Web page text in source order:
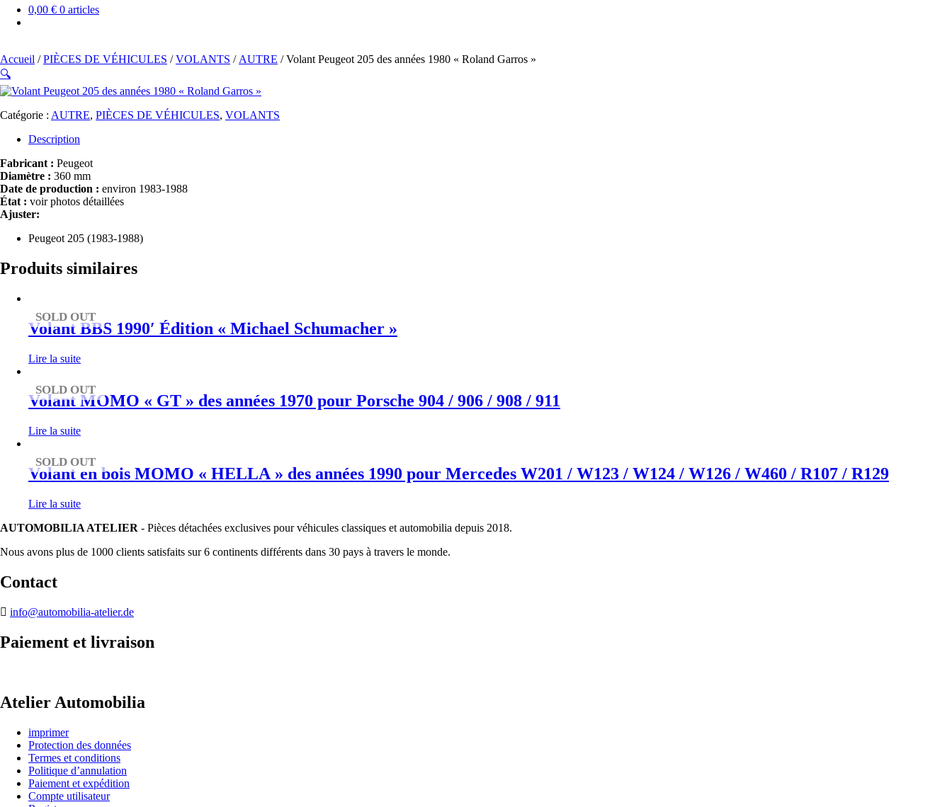
0,00 € 0 articles
Accueil /PIÈCES DE VÉHICULES /VOLANTS / AUTRE / Volant Peugeot 205 des années 1980 « Roland Garros »
🔍
Catégorie : AUTRE, PIÈCES DE VÉHICULES, VOLANTS
Description
Fabricant : Peugeot
Diamètre : 360 mm
Date de production : environ 1983-1988
État : voir photos détaillées
Ajuster:
Peugeot 205 (1983-1988)
Produits similaires
SOLD OUT
Volant BBS 1990′ Édition « Michael Schumacher »
Lire la suite
SOLD OUT
Volant MOMO « GT » des années 1970 pour Porsche 904 / 906 / 908 / 911
Lire la suite
SOLD OUT
Volant en bois MOMO « HELLA » des années 1990 pour Mercedes W201 / W123 / W124 / W126 / W460 / R107 / R129
Lire la suite
AUTOMOBILIA ATELIER - Pièces détachées exclusives pour véhicules classiques et automobilia depuis 2018.
Nous avons plus de 1000 clients satisfaits sur 6 continents différents dans 30 pays à travers le monde.
Contact
info@automobilia-atelier.de
Paiement et livraison
Atelier Automobilia
imprimer
Protection des données
Termes et conditions
Politique d’annulation
Paiement et expédition
Compte utilisateur